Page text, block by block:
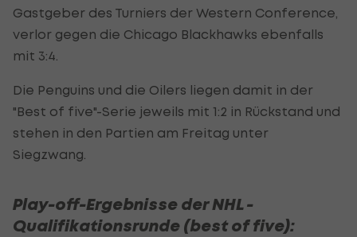
Gastgeber des Turniers der Western Conference,
verlor gegen die Chicago Blackhawks ebenfalls
mit 3:4.
Die Penguins und die Oilers liegen damit in der
"Best of five"-Serie jeweils mit 1:2 in Rückstand und
stehen in den Partien am Freitag unter
Siegzwang.
Play-off-Ergebnisse der NHL -
Qualifikationsrunde (best of five):